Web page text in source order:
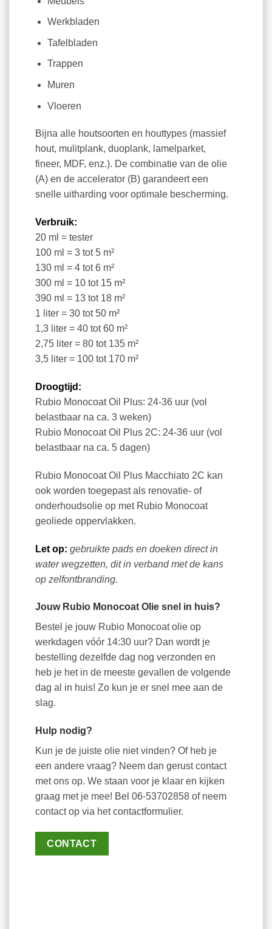
Werkbladen
Tafelbladen
Trappen
Muren
Vloeren
Bijna alle houtsoorten en houttypes (massief
hout, mulitplank, duoplank, lamelparket,
fineer, MDF, enz.). De combinatie van de olie
(A) en de accelerator (B) garandeert een
snelle uitharding voor optimale bescherming.
Verbruik:
20 ml = tester
100 ml = 3 tot 5 m²
130 ml = 4 tot 6 m²
300 ml = 10 tot 15 m²
390 ml = 13 tot 18 m²
1 liter = 30 tot 50 m²
1,3 liter = 40 tot 60 m²
2,75 liter = 80 tot 135 m²
3,5 liter = 100 tot 170 m²
Droogtijd:
Rubio Monocoat Oil Plus: 24-36 uur (vol
belastbaar na ca. 3 weken)
Rubio Monocoat Oil Plus 2C: 24-36 uur (vol
belastbaar na ca. 5 dagen)
Rubio Monocoat Oil Plus Macchiato 2C kan
ook worden toegepast als renovatie- of
onderhoudsolie op met Rubio Monocoat
geoliede oppervlakken.
Let op: gebruikte pads en doeken direct in
water wegzetten, dit in verband met de kans
op zelfontbranding.
Jouw Rubio Monocoat Olie snel in huis?
Bestel je jouw Rubio Monocoat olie op
werkdagen vóór 14:30 uur? Dan wordt je
bestelling dezelfde dag nog verzonden en
heb je het in de meeste gevallen de volgende
dag al in huis! Zo kun je er snel mee aan de
slag.
Hulp nodig?
Kun je de juiste olie niet vinden? Of heb je
een andere vraag? Neem dan gerust contact
met ons op. We staan voor je klaar en kijken
graag met je mee! Bel 06-53702858 of neem
contact op via het contactformulier.
CONTACT